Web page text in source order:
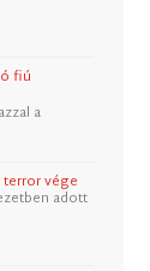
fiú
a
vége
adott